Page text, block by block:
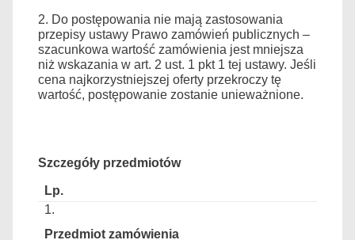
2. Do postępowania nie mają zastosowania
przepisy ustawy Prawo zamówień publicznych –
szacunkowa wartość zamówienia jest mniejsza
niż wskazania w art. 2 ust. 1 pkt 1 tej ustawy. Jeśli
cena najkorzystniejszej oferty przekroczy tę
wartość, postępowanie zostanie unieważnione.
Szczegóły przedmiotów
1.